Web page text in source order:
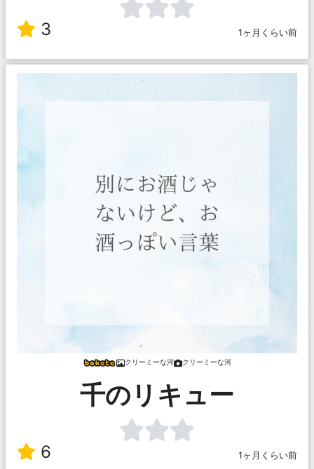
3 1ヶ月くらい前
クリーミーな河 クリーミーな河
千のリキュー
6 1ヶ月くらい前